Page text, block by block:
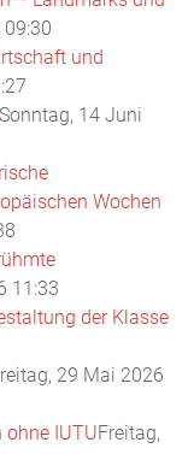
und
Sonntag, 14 Juni
Wochen
11:33
der Klasse
29 Mai 2026
ohne IUTUFreitag,